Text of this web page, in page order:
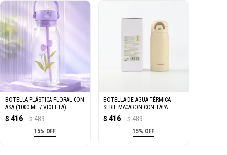
BOTELLA PLÁSTICA FLORAL CON
ASA (1000 ML / VIOLETA)
$ 416 $ 489
15% OFF
BOTELLA DE AGUA TÉRMICA
SERIE MACARON CON TAPA
ABATIBLE (350 ML/BEIGE)
$ 416 $ 489
15% OFF